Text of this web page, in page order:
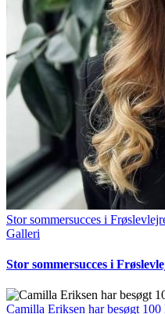
Stor sommersucces i
Galleri
Stor sommersucces i
Camilla Eriksen har besøgt